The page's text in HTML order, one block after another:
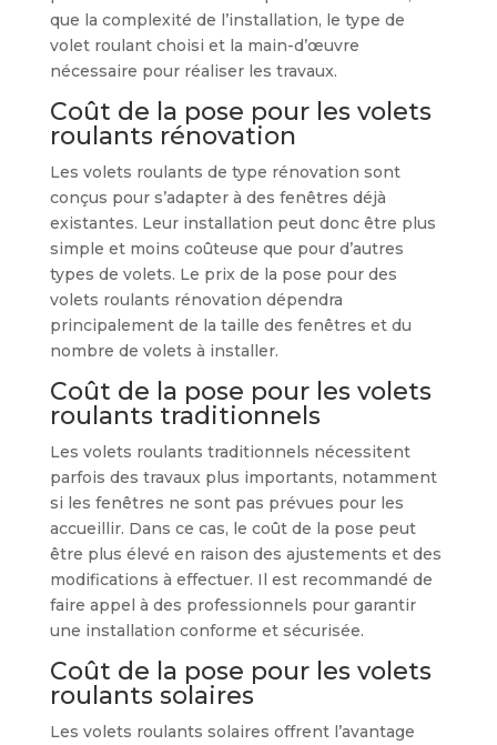
que la complexité de l’installation, le type de
volet roulant choisi et la main-d’œuvre
nécessaire pour réaliser les travaux.
Coût de la pose pour les volets
roulants rénovation
Les volets roulants de type rénovation sont
conçus pour s’adapter à des fenêtres déjà
existantes. Leur installation peut donc être plus
simple et moins coûteuse que pour d’autres
types de volets. Le prix de la pose pour des
volets roulants rénovation dépendra
principalement de la taille des fenêtres et du
nombre de volets à installer.
Coût de la pose pour les volets
roulants traditionnels
Les volets roulants traditionnels nécessitent
parfois des travaux plus importants, notamment
si les fenêtres ne sont pas prévues pour les
accueillir. Dans ce cas, le coût de la pose peut
être plus élevé en raison des ajustements et des
modifications à effectuer. Il est recommandé de
faire appel à des professionnels pour garantir
une installation conforme et sécurisée.
Coût de la pose pour les volets
roulants solaires
Les volets roulants solaires offrent l’avantage